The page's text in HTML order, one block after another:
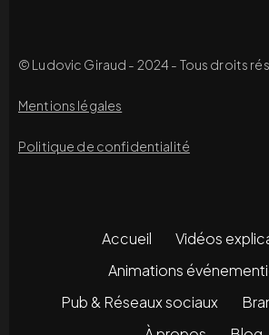
© Ludovic Giraud - 2024 - Tous droits
Mentions légales
Politique de confidentialité
Accueil
Vidéos
Animations
Pub & Réseaux sociaux